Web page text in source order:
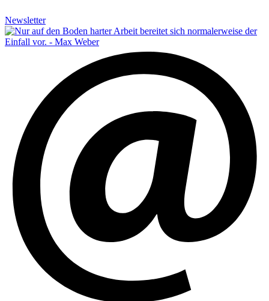
Newsletter